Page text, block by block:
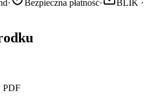
· Bezpieczna płatność·
BLIK ·
PDF